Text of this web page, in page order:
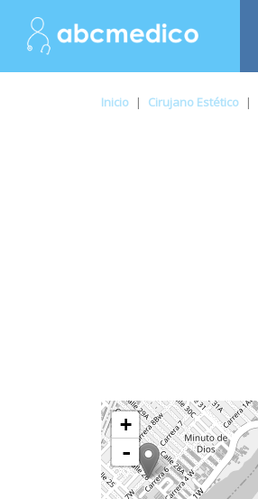
Inicio | Cirujano Estético |
+
-